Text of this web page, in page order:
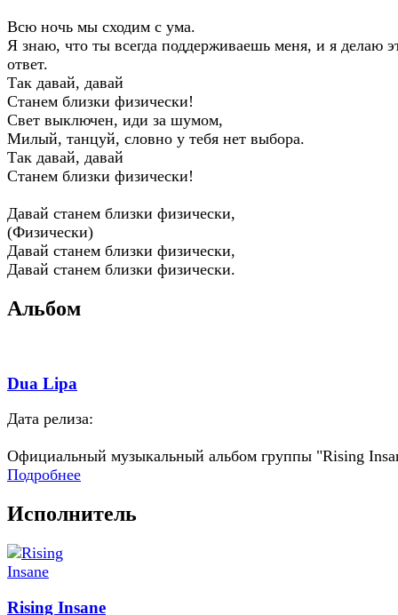
Всю ночь мы сходим с ума.
Я знаю, что ты всегда поддерживаешь меня, и я делаю
ответ.
Так давай, давай
Станем близки физически!
Свет выключен, иди за шумом,
Милый, танцуй, словно у тебя нет выбора.
Так давай, давай
Станем близки физически!
Давай станем близки физически,
(Физически)
Давай станем близки физически,
Давай станем близки физически.
Альбом
Dua Lipa
Дата релиза:
Официальный музыкальный альбом группы "Rising
Подробнее
Исполнитель
Rising Insane